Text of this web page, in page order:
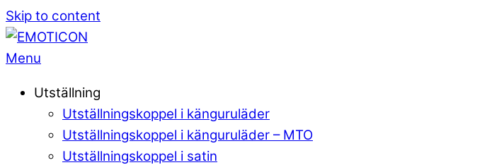
Skip to content
Menu
Utställning
Utställningskoppel i känguruläder
Utställningskoppel i känguruläder – MTO
Utställningskoppel i satin